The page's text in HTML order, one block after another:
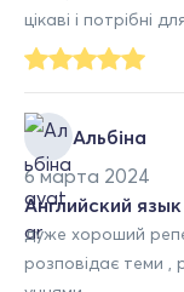
цікаві і потрібні
Альбіна
6 марта 2024
Английский язык
дуже хороший
розповідає теми ,